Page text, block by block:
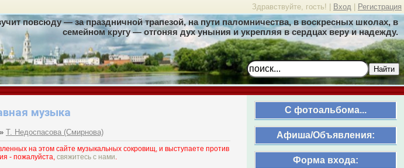
Здравствуйте, гость! | Вход Регистрация
повсюду — за праздничной трапезой, на пути паломничества, в воскресных школах, в
семейном кругу — отгоняя дух уныния и укрепляя в сердцах веру и надежду.
Найти
C фотоальбома...
Афиша/Объявления:
Форма входа:
музыка
Т. Недоспасова (Смирнова)
на этом сайте музыкальных сокровищ, и выступаете против
- пожалуйста, свяжитесь с нами.